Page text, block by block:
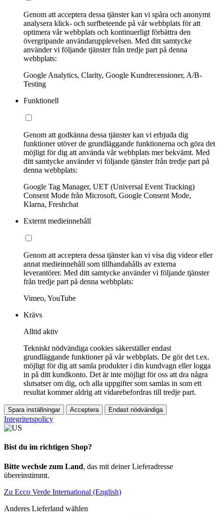
Genom att acceptera dessa tjänster kan vi spåra och anonymt
analysera klick- och surfbeteende på vår webbplats för att
optimera vår webbplats och kontinuerligt förbättra den
övergripande användarupplevelsen. Med ditt samtycke
använder vi följande tjänster från tredje part på denna
webbplats:
Google Analytics, Clarity, Google Kundrecensioner, A/B-
Testing
Funktionell
Genom att godkänna dessa tjänster kan vi erbjuda dig
funktioner utöver de grundläggande funktionerna och göra det
möjligt för dig att använda vår webbplats mer bekvämt. Med
ditt samtycke använder vi följande tjänster från tredje part på
denna webbplats:
Google Tag Manager, UET (Universal Event Tracking)
Consent Mode från Microsoft, Google Consent Mode,
Klarna, Freshchat
Externt medieinnehåll
Genom att acceptera dessa tjänster kan vi visa dig videor eller
annat medieinnehåll som tillhandahålls av externa
leverantörer. Med ditt samtycke använder vi följande tjänster
från tredje part på denna webbplats:
Vimeo, YouTube
Krävs
Alltid aktiv
Tekniskt nödvändiga cookies säkerställer endast
grundläggande funktioner på vår webbplats. De gör det t.ex.
möjligt för dig att samla produkter i din kundvagn eller logga
in på ditt kundkonto. Det är inte möjligt för oss att dra några
slutsatser om dig, och alla uppgifter som samlas in som ett
resultat kommer aldrig att vidarebefordras till tredje part.
Spara inställningar Acceptera Endast nödvändiga
Integritetspolicy
Bist du im richtigen Shop?
Bitte wechsle zum Land, das mit deiner Lieferadresse
übereinstimmt.
Zu Ecco Verde International (English)
Anderes Lieferland wählen